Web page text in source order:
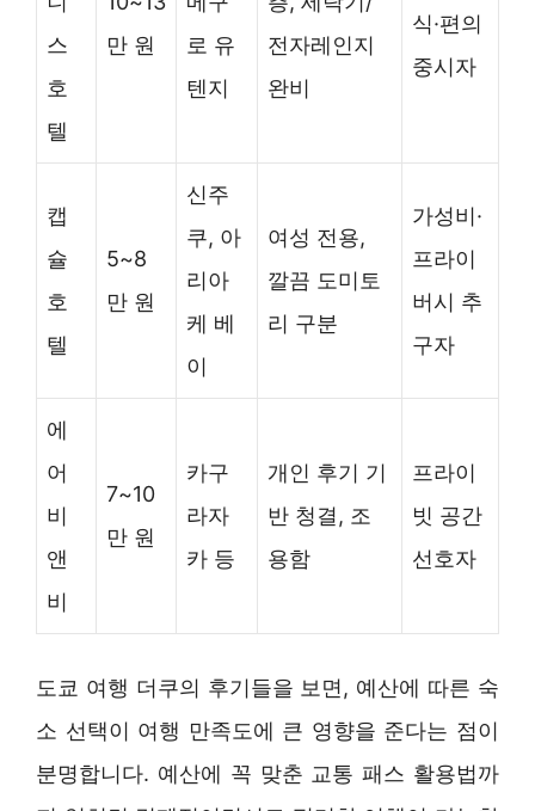
스
호
텔
만 원
로 유
텐지
전자레인지
완비
식·편의
중시자
캡
슐
호
텔
5~8
만 원
신주
쿠, 아
리아
케 베
이
여성 전용,
깔끔 도미토
리 구분
가성비·
프라이
버시 추
구자
에
어
비
앤
비
7~10
만 원
카구
라자
카 등
개인 후기 기
반 청결, 조
용함
프라이
빗 공간
선호자
도쿄 여행 더쿠의 후기들을 보면, 예산에 따른 숙
소 선택이 여행 만족도에 큰 영향을 준다는 점이
분명합니다. 예산에 꼭 맞춘 교통 패스 활용법까